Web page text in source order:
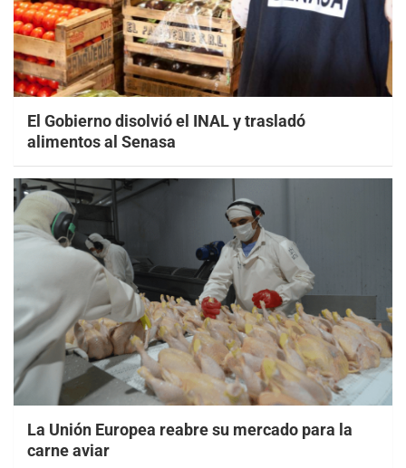
El Gobierno disolvió el INAL y trasladó
alimentos al Senasa
La Unión Europea reabre su mercado para la
carne aviar